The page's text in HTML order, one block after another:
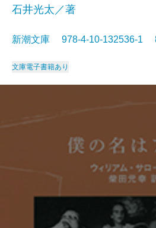
石井光太／著
新潮文庫 978-4-10-132536-1
文庫電子書籍あり